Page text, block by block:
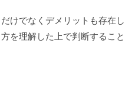
けでなくデメリットも存在し
を理解した上で判断すること